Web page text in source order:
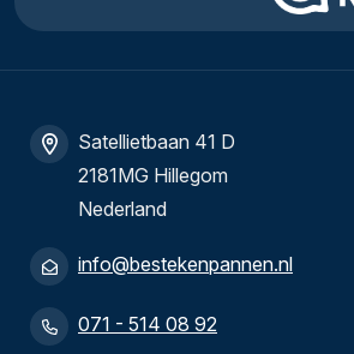
Satellietbaan 41 D
2181MG Hillegom
Nederland
info@bestekenpannen.nl
071 - 514 08 92